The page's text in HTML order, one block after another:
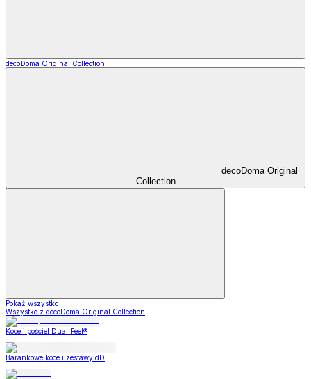
decoDoma Original Collection
decoDoma Original
Collection
Pokaż wszystko
Wszystko z decoDoma Original Collection
Koce i pościel Dual Feel®
Barankowe koce i zestawy dD